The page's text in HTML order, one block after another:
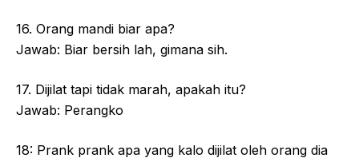
16. Orang mandi biar apa?
Jawab: Biar bersih lah, gimana sih.
17. Dijilat tapi tidak marah, apakah itu?
Jawab: Perangko
18: Prank prank apa yang kalo dijilat oleh orang dia